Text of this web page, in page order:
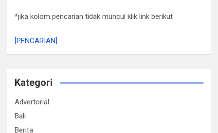
*jika kolom pencarian tidak muncul klik link berikut
[PENCARIAN]
Kategori
Advertorial
Bali
Berita